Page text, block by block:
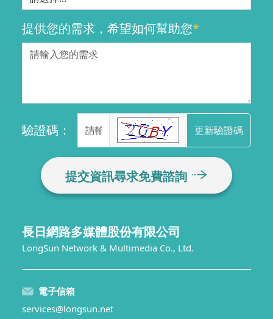
提供您的需求，希望如何幫助您*
驗證碼： 更新驗證碼
提交資訊尋求免費諮詢
長日網路多媒體股份有限公司
LongSun Network & Multimedia Co., Ltd.
電子信箱
services@longsun.net